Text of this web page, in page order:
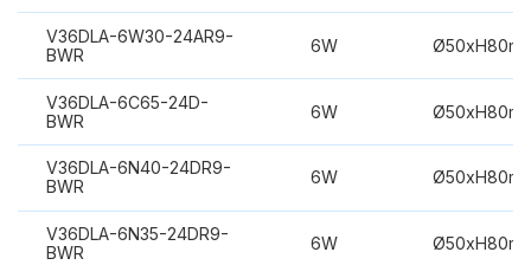
V36DLA-6W30-24AR9-
BWR
6W
V36DLA-6C65-24D-
BWR
6W
V36DLA-6N40-24DR9-
BWR
6W
V36DLA-6N35-24DR9-
BWR
6W